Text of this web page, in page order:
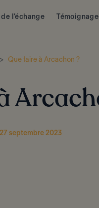
l'échange
Que faire à Arcachon ?
septembre 2023